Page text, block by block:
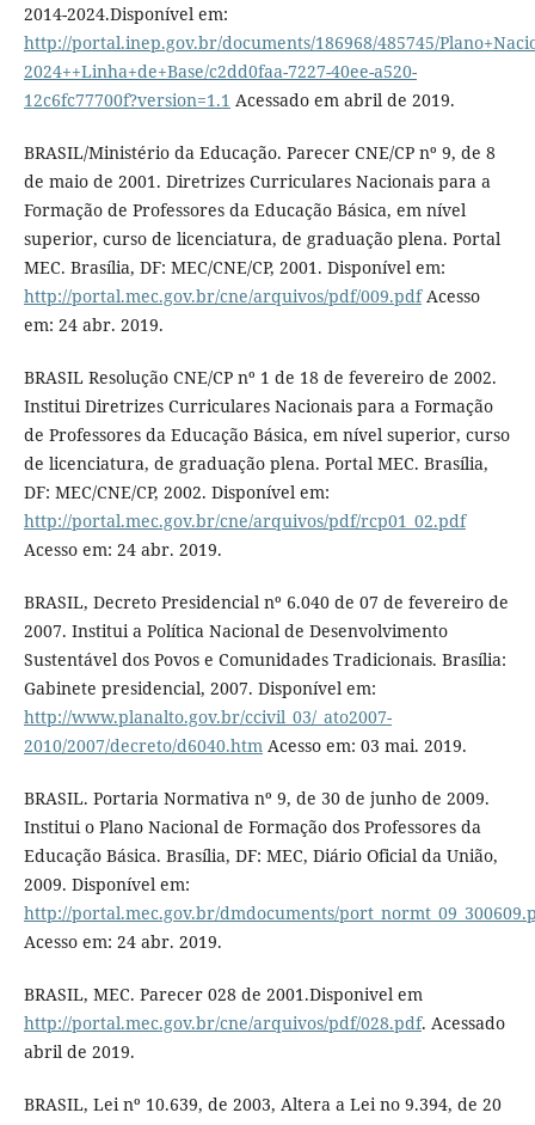
2014-2024.Disponível em:
http://portal.inep.gov.br/documents/186968/485745/
2024++Linha+de+Base/c2dd0faa-7227-40ee-a520-
12c6fc77700f?version=1.1 Acessado em abril de 2019.
BRASIL/Ministério da Educação. Parecer CNE/CP nº 9, de 8
de maio de 2001. Diretrizes Curriculares Nacionais para a
Formação de Professores da Educação Básica, em nível
superior, curso de licenciatura, de graduação plena. Portal
MEC. Brasília, DF: MEC/CNE/CP, 2001. Disponível em:
http://portal.mec.gov.br/cne/arquivos/pdf/009.pdfAcesso
em: 24 abr. 2019.
BRASIL Resolução CNE/CP nº 1 de 18 de fevereiro de 2002.
Institui Diretrizes Curriculares Nacionais para a Formação
de Professores da Educação Básica, em nível superior, curso
de licenciatura, de graduação plena. Portal MEC. Brasília,
DF: MEC/CNE/CP, 2002. Disponível em:
http://portal.mec.gov.br/cne/arquivos/pdf/rcp01_02.pdf
Acesso em: 24 abr. 2019.
BRASIL, Decreto Presidencial nº 6.040 de 07 de fevereiro de
2007. Institui a Política Nacional de Desenvolvimento
Sustentável dos Povos e Comunidades Tradicionais. Brasília:
Gabinete presidencial, 2007. Disponível em:
http://www.planalto.gov.br/ccivil_03/_ato2007-
2010/2007/decreto/d6040.htmAcesso em: 03 mai. 2019.
BRASIL. Portaria Normativa nº 9, de 30 de junho de 2009.
Institui o Plano Nacional de Formação dos Professores da
Educação Básica. Brasília, DF: MEC, Diário Oficial da União,
2009. Disponível em:
http://portal.mec.gov.br/dmdocuments/
Acesso em: 24 abr. 2019.
BRASIL, MEC. Parecer 028 de 2001.Disponivel em
http://portal.mec.gov.br/cne/arquivos/pdf/028.pdf. Acessado
abril de 2019.
BRASIL, Lei nº 10.639, de 2003, Altera a Lei no 9.394, de 20